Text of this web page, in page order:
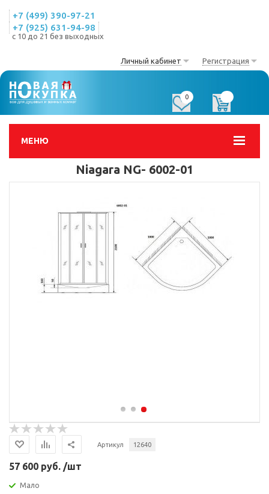
+7 (499) 390-97-21
+7 (925) 631-94-98
с 10 до 21 без выходных
Личный кабинет Регистрация
МЕНЮ
0
Niagara NG- 6002-01
Артикул 12640
57 600 руб. /шт
Мало